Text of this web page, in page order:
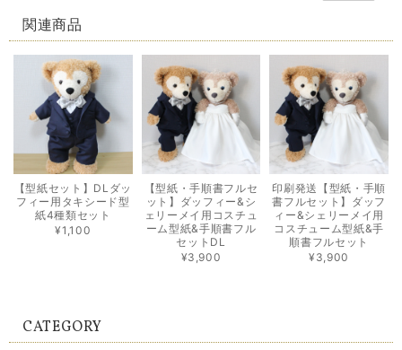
関連商品
【型紙セット】DLダッ
フィー用タキシード型
紙4種類セット
¥1,100
【型紙・手順書フルセ
ット】ダッフィー&シ
ェリーメイ用コスチュ
ーム型紙&手順書フル
セットDL
¥3,900
印刷発送【型紙・手順
書フルセット】ダッフ
ィー&シェリーメイ用
コスチューム型紙&手
順書フルセット
¥3,900
CATEGORY